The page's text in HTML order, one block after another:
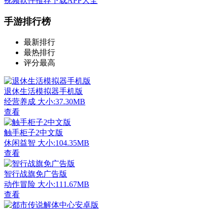
手游排行榜
最新排行
最热排行
评分最高
退休生活模拟器手机版
经营养成 大小:37.30MB
查看
触手柜子2中文版
休闲益智 大小:104.35MB
查看
智行战旗免广告版
动作冒险 大小:111.67MB
查看